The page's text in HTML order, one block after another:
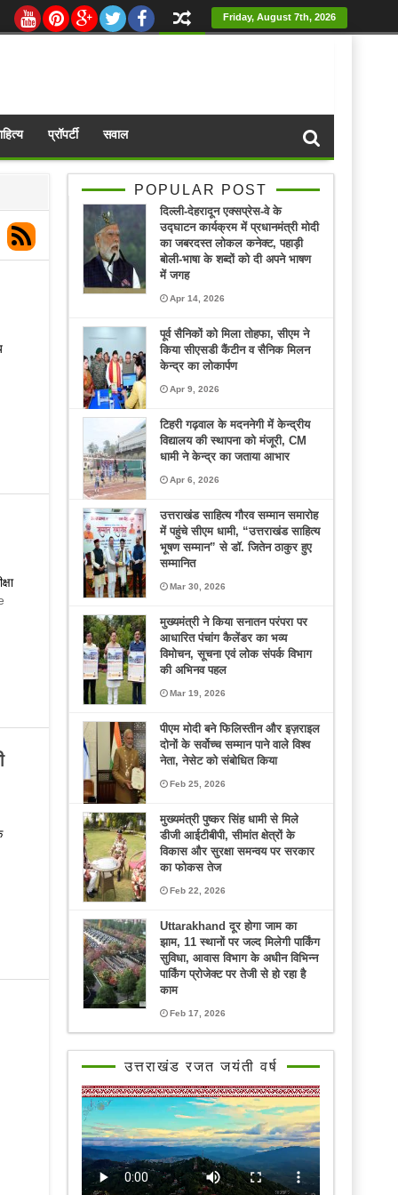
Friday, August 7th, 2026
प्रॉपर्टी सवाल
POPULAR POST
दिल्ली-देहरादून एक्सप्रेस-वे के
उद्घाटन कार्यक्रम में प्रधानमंत्री मोदी
का जबरदस्त लोकल कनेक्ट, पहाड़ी
बोली-भाषा के शब्दों को दी अपने भाषण
में जगह
Apr 14, 2026
पूर्व सैनिकों को मिला तोहफा, सीएम ने
किया सीएसडी कैंटीन व सैनिक मिलन
केन्द्र का लोकार्पण
Apr 9, 2026
टिहरी गढ़वाल के मदननेगी में केन्द्रीय
विद्यालय की स्थापना को मंजूरी, CM
धामी ने केन्द्र का जताया आभार
Apr 6, 2026
उत्तराखंड साहित्य गौरव सम्मान समारोह
में पहुंचे सीएम धामी, “उत्तराखंड साहित्य
भूषण सम्मान” से डॉ. जितेन ठाकुर हुए
सम्मानित
Mar 30, 2026
मुख्यमंत्री ने किया सनातन परंपरा पर
आधारित पंचांग कैलेंडर का भव्य
विमोचन, सूचना एवं लोक संपर्क विभाग
की अभिनव पहल
Mar 19, 2026
पीएम मोदी बने फिलिस्तीन और इज़राइल
दोनों के सर्वोच्च सम्मान पाने वाले विश्व
नेता, नेसेट को संबोधित किया
Feb 25, 2026
मुख्यमंत्री पुष्कर सिंह धामी से मिले
डीजी आईटीबीपी, सीमांत क्षेत्रों के
विकास और सुरक्षा समन्वय पर सरकार
का फोकस तेज
Feb 22, 2026
Uttarakhand दूर होगा जाम का
झाम, 11 स्थानों पर जल्द मिलेगी पार्किंग
सुविधा, आवास विभाग के अधीन विभिन्न
पार्किंग प्रोजेक्ट पर तेजी से हो रहा है
काम
Feb 17, 2026
उत्तराखंड रजत जयंती वर्ष